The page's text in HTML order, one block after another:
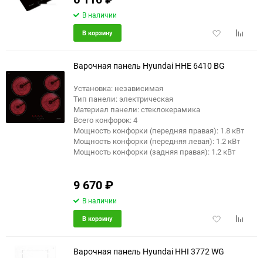
В наличии
Добавить
В корзину
Варочная панель Hyundai HHE 6410 BG
Установка: независимая
Тип панели: электрическая
Материал панели: стеклокерамика
Всего конфорок: 4
Мощность конфорки (передняя правая): 1.8 кВт
Мощность конфорки (передняя левая): 1.2 кВт
Мощность конфорки (задняя правая): 1.2 кВт
9 670₽
В наличии
Добавить
В корзину
Варочная панель Hyundai HHI 3772 WG